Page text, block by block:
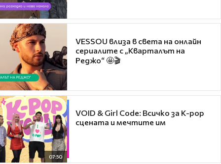
VESSOU влиза в света на онлайн
сериалите с „Кварталът на
Реджо“ 🤩🎬
07:50
VOID & Girl Code: Всичко за K-pop
сцената и мечтите им